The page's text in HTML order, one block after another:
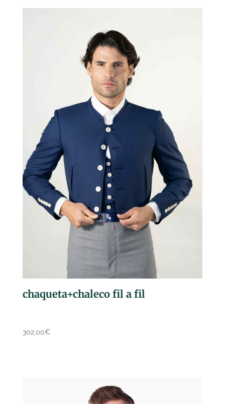
chaqueta+chaleco fil a fil
302,00€